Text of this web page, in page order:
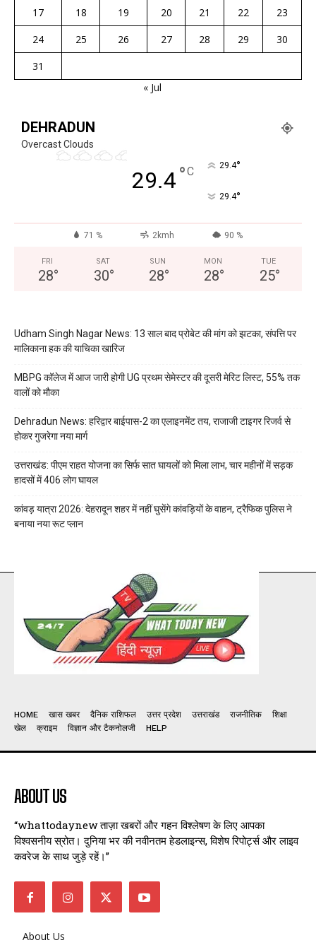
17 18 19 20 21 22
23
24
25 26 27 28 29
30
31
« Jul
DEHRADUN
Overcast Clouds
29.4°C 29.4°
29.4°
71 % 2kmh 90 %
FRI
28°
SAT
30°
SUN
28°
MON
28°
TUE
25°
Udham Singh Nagar News: 13 साल बाद प्रोबेट की मांग को झटका, संपत्ति पर
मालिकाना हक की याचिका खारिज
MBPG कॉलेज में आज जारी होगी UG प्रथम सेमेस्टर की दूसरी मेरिट लिस्ट, 55% तक
वालों को मौका
Dehradun News: हरिद्वार बाईपास-2 का एलाइनमेंट तय, राजाजी टाइगर रिजर्व से
होकर गुजरेगा नया मार्ग
उत्तराखंड: पीएम राहत योजना का सिर्फ सात घायलों को मिला लाभ, चार महीनों में सड़क
हादसों में 406 लोग घायल
कांवड़ यात्रा 2026: देहरादून शहर में नहीं घुसेंगे कांवड़ियों के वाहन, ट्रैफिक पुलिस ने
बनाया नया रूट प्लान
HOME खास खबर दैनिक राशिफल उत्तर प्रदेश उत्तराखंड राजनीतिक
शिक्षा
खेल
क्राइम विज्ञान और टैकनोलजी HELP
ABOUT US
“whattodaynew ताज़ा खबरों और गहन विश्लेषण के लिए आपका
विश्वसनीय स्रोत। दुनिया भर की नवीनतम हेडलाइन्स, विशेष रिपोर्ट्स और लाइव
कवरेज के साथ जुड़े रहें।”
About Us